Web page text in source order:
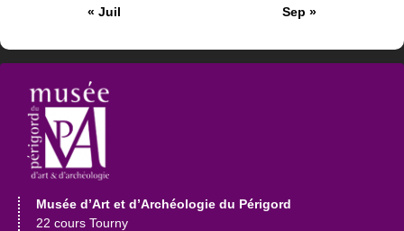
« Juil
Sep »
Musée d’Art et d’Archéologie du Périgord
22 cours Tourny